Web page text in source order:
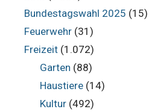
Bundestagswahl 2025 (15)
Feuerwehr (31)
Freizeit (1.072)
Garten (88)
Haustiere(14)
Kultur(492)